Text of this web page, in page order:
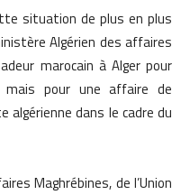
situation de plus en plus
Algérien des affaires
marocain à Alger pour
mais pour une affaire de
algérienne dans le cadre du
Maghrébines, de l’Union